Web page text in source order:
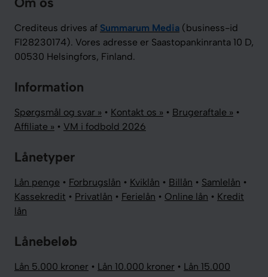
Crediteus drives af Summarum Media (business-id
FI28230174). Vores adresse er Saastopankinranta 10 D,
00530 Helsingfors, Finland.
Information
Spørgsmål og svar » • Kontakt os » • Brugeraftale » •
Affiliate » • VM i fodbold 2026
Lånetyper
Lån penge • Forbrugslån • Kviklån • Billån • Samlelån •
Kassekredit • Privatlån • Ferielån • Online lån • Kredit
lån
Lånebeløb
Lån 5.000 kroner • Lån 10.000 kroner • Lån 15.000